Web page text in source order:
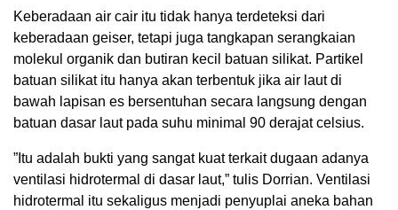
Keberadaan air cair itu tidak hanya terdeteksi dari
keberadaan geiser, tetapi juga tangkapan serangkaian
molekul organik dan butiran kecil batuan silikat. Partikel
batuan silikat itu hanya akan terbentuk jika air laut di
bawah lapisan es bersentuhan secara langsung dengan
batuan dasar laut pada suhu minimal 90 derajat celsius.
”Itu adalah bukti yang sangat kuat terkait dugaan adanya
ventilasi hidrotermal di dasar laut,” tulis Dorrian. Ventilasi
hidrotermal itu sekaligus menjadi penyuplai aneka bahan